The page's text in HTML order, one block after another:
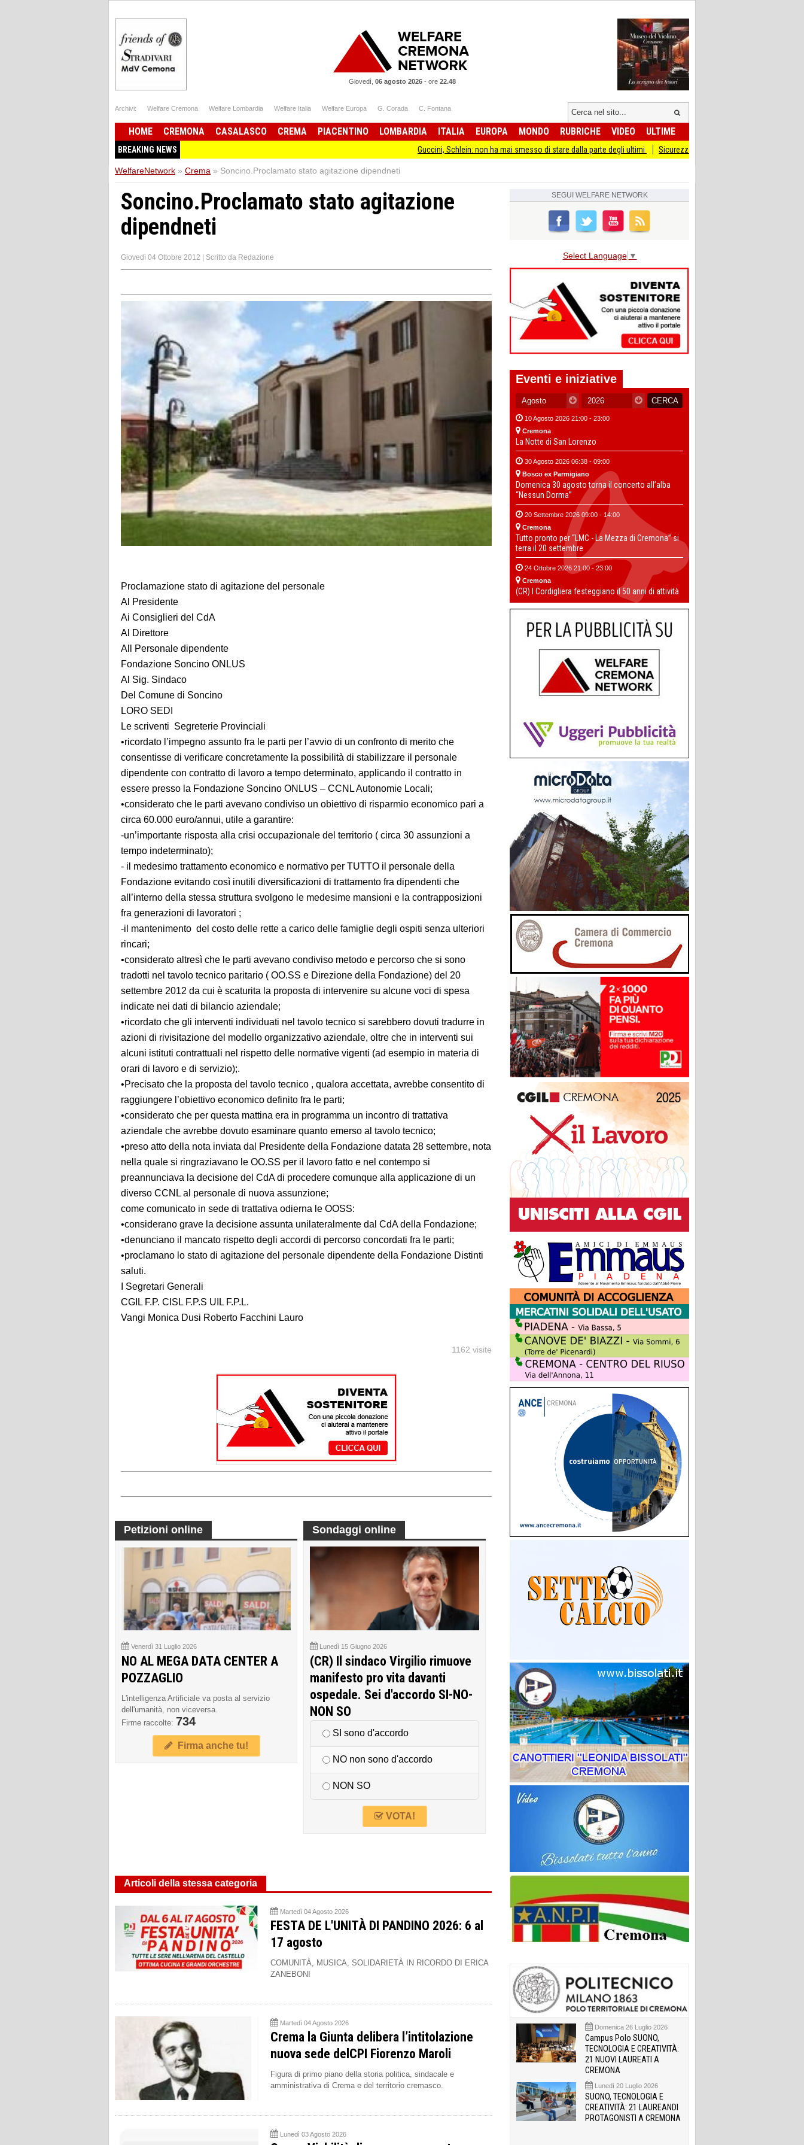
Giovedì, 06 agosto 2026- ore 22.48
Archivi: Welfare Cremona Welfare Lombardia Welfare Italia Welfare Europa G. Corada C. Fontana
HOME CREMONA CASALASCO CREMA PIACENTINO LOMBARDIA ITALIA EUROPA MONDO RUBRICHE VIDEO ULTIME
BREAKING NEWS Guccini, Schlein: non ha mai smesso di stare dalla parte degli ultimi Sicurezza I Giovani Democratici ribattono ai Giovani
WelfareNetwork » Crema » Soncino.Proclamato stato agitazione dipendneti
Soncino.Proclamato stato agitazione
dipendneti
Giovedì 04 Ottobre 2012 | Scritto da Redazione
Proclamazione stato di agitazione del personale
Al Presidente
Ai Consiglieri del CdA
Al Direttore
All Personale dipendente
Fondazione Soncino ONLUS
Al Sig. Sindaco
Del Comune di Soncino
LORO SEDI
Le scriventi Segreterie Provinciali
•ricordato l’impegno assunto fra le parti per l’avvio di un confronto di merito che
consentisse di verificare concretamente la possibilità di stabilizzare il personale
dipendente con contratto di lavoro a tempo determinato, applicando il contratto in
essere presso la Fondazione Soncino ONLUS – CCNL Autonomie Locali;
•considerato che le parti avevano condiviso un obiettivo di risparmio economico pari a
circa 60.000 euro/annui, utile a garantire:
-un’importante risposta alla crisi occupazionale del territorio ( circa 30 assunzioni a
tempo indeterminato);
- il medesimo trattamento economico e normativo per TUTTO il personale della
Fondazione evitando così inutili diversificazioni di trattamento fra dipendenti che
all’interno della stessa struttura svolgono le medesime mansioni e la contrapposizioni
fra generazioni di lavoratori ;
-il mantenimento del costo delle rette a carico delle famiglie degli ospiti senza ulteriori
rincari;
•considerato altresì che le parti avevano condiviso metodo e percorso che si sono
tradotti nel tavolo tecnico paritario ( OO.SS e Direzione della Fondazione) del 20
settembre 2012 da cui è scaturita la proposta di intervenire su alcune voci di spesa
indicate nei dati di bilancio aziendale;
•ricordato che gli interventi individuati nel tavolo tecnico si sarebbero dovuti tradurre in
azioni di rivisitazione del modello organizzativo aziendale, oltre che in interventi sui
alcuni istituti contrattuali nel rispetto delle normative vigenti (ad esempio in materia di
orari di lavoro e di servizio);.
•Precisato che la proposta del tavolo tecnico , qualora accettata, avrebbe consentito di
raggiungere l’obiettivo economico definito fra le parti;
•considerato che per questa mattina era in programma un incontro di trattativa
aziendale che avrebbe dovuto esaminare quanto emerso al tavolo tecnico;
•preso atto della nota inviata dal Presidente della Fondazione datata 28 settembre, nota
nella quale si ringraziavano le OO.SS per il lavoro fatto e nel contempo si
preannunciava la decisione del CdA di procedere comunque alla applicazione di un
diverso CCNL al personale di nuova assunzione;
come comunicato in sede di trattativa odierna le OOSS:
•considerano grave la decisione assunta unilateralmente dal CdA della Fondazione;
•denunciano il mancato rispetto degli accordi di percorso concordati fra le parti;
•proclamano lo stato di agitazione del personale dipendente della Fondazione Distinti
saluti.
I Segretari Generali
CGIL F.P. CISL F.P.S UIL F.P.L.
Vangi Monica Dusi Roberto Facchini Lauro
1162 visite
Petizioni online
Venerdì 31 Luglio 2026
NO AL MEGA DATA CENTER A
POZZAGLIO
L'intelligenza Artificiale va posta al servizio
dell'umanità, non viceversa.
Firme raccolte: 734
Firma anche tu!
Sondaggi online
Lunedì 15 Giugno 2026
(CR) Il sindaco Virgilio rimuove
manifesto pro vita davanti
ospedale. Sei d'accordo SI-NO-
NON SO
SI sono d'accordo
NO non sono d'accordo
NON SO
VOTA!
Articoli della stessa categoria
Martedì 04 Agosto 2026
FESTA DE L'UNITÀ DI PANDINO 2026: 6 al
17 agosto
COMUNITÀ, MUSICA, SOLIDARIETÀ IN RICORDO DI ERICA
ZANEBONI
Martedì 04 Agosto 2026
Crema la Giunta delibera l’intitolazione
nuova sede delCPI Fiorenzo Maroli
Figura di primo piano della storia politica, sindacale e
amministrativa di Crema e del territorio cremasco.
Lunedì 03 Agosto 2026
SEGUI WELFARE NETWORK
Select Language ▼
Eventi e iniziative
10 Agosto 2026 21:00 - 23:00
Cremona
La Notte di San Lorenzo
30 Agosto 2026 06:38 - 09:00
Bosco ex Parmigiano
Domenica 30 agosto torna il concerto all’alba
“Nessun Dorma”
20 Settembre 2026 09:00 - 14:00
Cremona
Tutto pronto per “LMC - La Mezza di Cremona” si
terra il 20 settembre
24 Ottobre 2026 21:00 - 23:00
Cremona
(CR) I Cordigliera festeggiano il 50 anni di attività
Domenica 26 Luglio 2026
Campus Polo SUONO,
TECNOLOGIA E CREATIVITÀ:
21 NUOVI LAUREATI A
CREMONA
Lunedì 20 Luglio 2026
SUONO, TECNOLOGIA E
CREATIVITÀ: 21 LAUREANDI
PROTAGONISTI A CREMONA